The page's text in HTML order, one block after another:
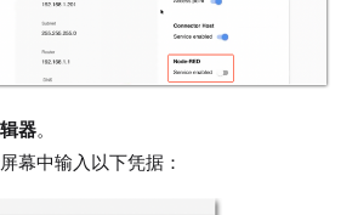
器。
幕中输入以下凭据：